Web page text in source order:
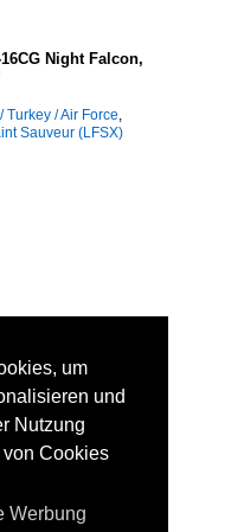
Night Falcon,
Turkey / Air Force,
Sauveur (LFSX)
um
und
Nutzung
Cookies
Werbung